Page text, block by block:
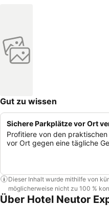
Gut zu wissen
Sichere Parkplätze vor Ort
Profitiere von den
vor Ort gegen eine tägliche
Dieser Inhalt wurde mithilfe von
möglicherweise nicht zu 100 %
Über Hotel Neutor